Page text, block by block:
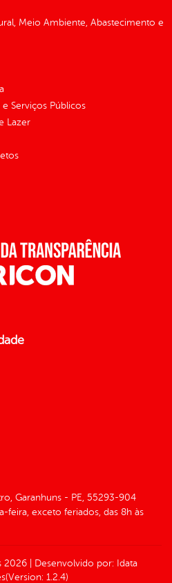
Meio Ambiente, Abastecimento e
e Serviços Públicos
Lazer
Garanhuns - PE, 55293-904
feira, exceto feriados, das 8h às
2026 Desenvolvido por: Idata
(Version: 1.2.4)